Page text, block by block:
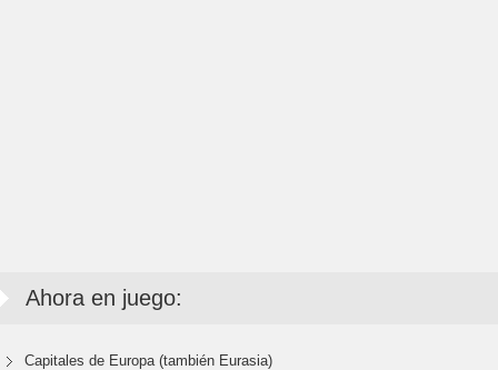
Ahora en juego:
Capitales de Europa (también Eurasia)